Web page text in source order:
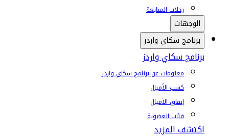
رحلات المتابعة
الوجهات
برنامج سكاي واردز
برنامج سكاي واردز
معلومات عن برنامج سكاي واردز
كسب الأميال
إنفاق الأميال
فئات العضوية
اكتشف المزيد